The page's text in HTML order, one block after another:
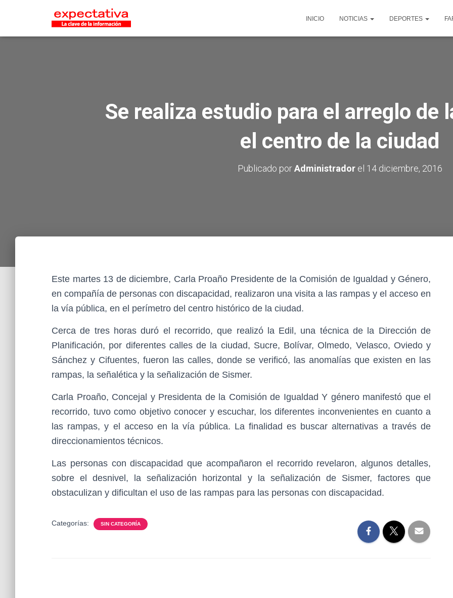
INICIO NOTICIAS DEPORTES
Se realiza estudio para el arreglo de
el centro de la ciudad
Publicado porAdministradorel 14 diciembre, 2016
Este martes 13 de diciembre, Carla Proaño Presidente de la Comisión de Igualdad y Género,
en compañía de personas con discapacidad, realizaron una visita a las rampas y el acceso en
la vía pública, en el perímetro del centro histórico de la ciudad.
Cerca de tres horas duró el recorrido, que realizó la Edil, una técnica de la Dirección de
Planificación, por diferentes calles de la ciudad, Sucre, Bolívar, Olmedo, Velasco, Oviedo y
Sánchez y Cifuentes, fueron las calles, donde se verificó, las anomalías que existen en las
rampas, la señalética y la señalización de Sismer.
Carla Proaño, Concejal y Presidenta de la Comisión de Igualdad Y género manifestó que el
recorrido, tuvo como objetivo conocer y escuchar, los diferentes inconvenientes en cuanto a
las rampas, y el acceso en la vía pública. La finalidad es buscar alternativas a través de
direccionamientos técnicos.
Las personas con discapacidad que acompañaron el recorrido revelaron, algunos detalles,
sobre el desnivel, la señalización horizontal y la señalización de Sismer, factores que
obstaculizan y dificultan el uso de las rampas para las personas con discapacidad.
Categorías: SIN CATEGORÍA